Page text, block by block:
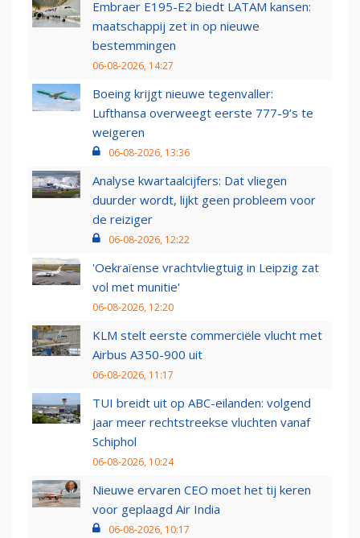
Embraer E195-E2 biedt LATAM kansen:
maatschappij zet in op nieuwe
bestemmingen
06-08-2026, 14:27
Boeing krijgt nieuwe tegenvaller:
Lufthansa overweegt eerste 777-9’s te
weigeren
06-08-2026, 13:36
Analyse kwartaalcijfers: Dat vliegen
duurder wordt, lijkt geen probleem voor
de reiziger
06-08-2026, 12:22
'Oekraïense vrachtvliegtuig in Leipzig zat
vol met munitie'
06-08-2026, 12:20
KLM stelt eerste commerciële vlucht met
Airbus A350-900 uit
06-08-2026, 11:17
TUI breidt uit op ABC-eilanden: volgend
jaar meer rechtstreekse vluchten vanaf
Schiphol
06-08-2026, 10:24
Nieuwe ervaren CEO moet het tij keren
voor geplaagd Air India
06-08-2026, 10:17